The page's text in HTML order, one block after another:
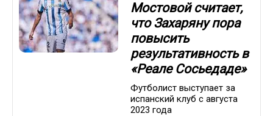
Мостовой считает,
что Захаряну пора
повысить
результативность в
«Реале Сосьедаде»
Футболист выступает за
испанский клуб с августа
2023 года